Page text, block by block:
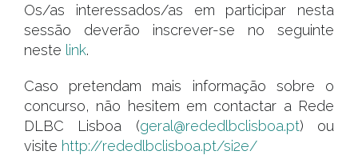
Os/as interessados/as em participar nesta
sessão deverão inscrever-se no seguinte
neste link.
Caso pretendam mais informação sobre o
concurso, não hesitem em contactar a Rede
DLBC Lisboa (geral@rededlbclisboa.pt) ou
visite http://rededlbclisboa.pt/si2e/